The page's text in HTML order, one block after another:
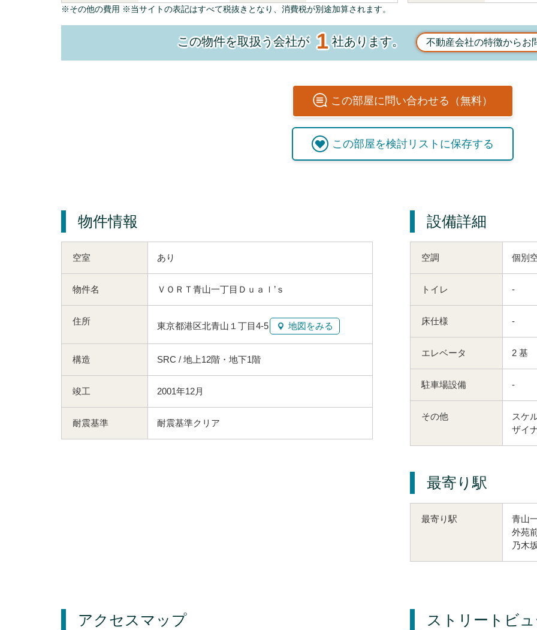
※その他の費用 ※当サイトの表記はすべて税抜きとなり、消費税が別途加算されます。
この物件を取扱う会社が1社あります。 不動産会社の特徴からお
この部屋に問い合わせる（無料）
この部屋を検討リストに保存する
物件情報
空室 あり
物件名 ＶＯＲＴ青山一丁目Ｄｕａｌ’ｓ
住所 東京都港区北青山１丁目4-5 地図をみる
構造 SRC / 地上12階・地下1階
竣工 2001年12月
耐震基準 耐震基準クリア
設備詳細
空調 個別
トイレ -
床仕様 -
エレベータ 2 基
駐車場設備 -
その他
スケ
ザイ
最寄り駅
最寄り駅 青山
外苑
乃木
アクセスマップ ストリートビ